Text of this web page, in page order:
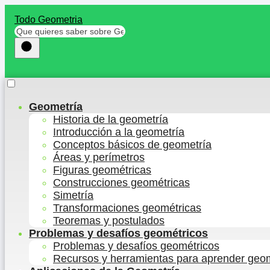
Todo Geometria
Geometría
Historia de la geometría
Introducción a la geometría
Conceptos básicos de geometría
Áreas y perímetros
Figuras geométricas
Construcciones geométricas
Simetría
Transformaciones geométricas
Teoremas y postulados
Problemas y desafíos geométricos
Problemas y desafíos geométricos
Recursos y herramientas para aprender